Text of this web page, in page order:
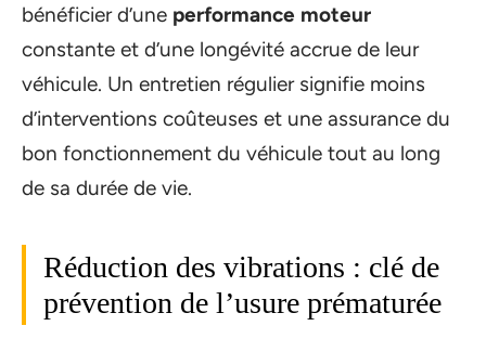
bénéficier d’une performance moteur
constante et d’une longévité accrue de leur
véhicule. Un entretien régulier signifie moins
d’interventions coûteuses et une assurance du
bon fonctionnement du véhicule tout au long
de sa durée de vie.
Réduction des vibrations : clé de
prévention de l’usure prématurée